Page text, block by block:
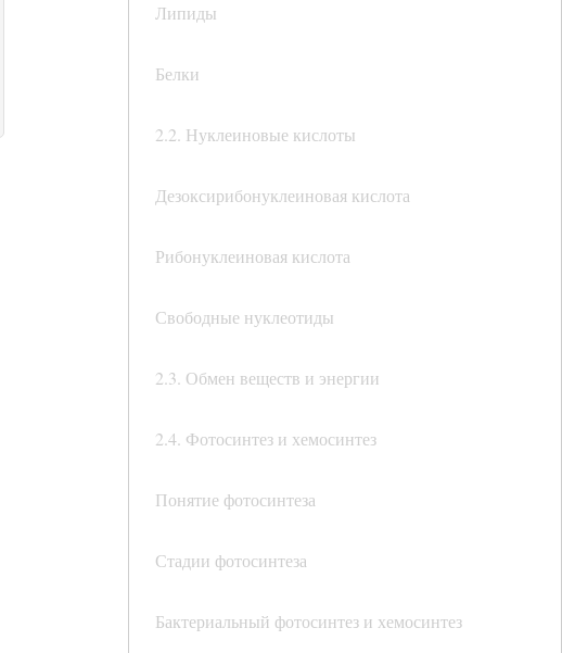
Липиды
Белки
2.2. Нуклеиновые кислоты
Дезоксирибонуклеиновая кислота
Рибонуклеиновая кислота
Свободные нуклеотиды
2.3. Обмен веществ и энергии
2.4. Фотосинтез и хемосинтез
Понятие фотосинтеза
Стадии фотосинтеза
Бактериальный фотосинтез и хемосинтез